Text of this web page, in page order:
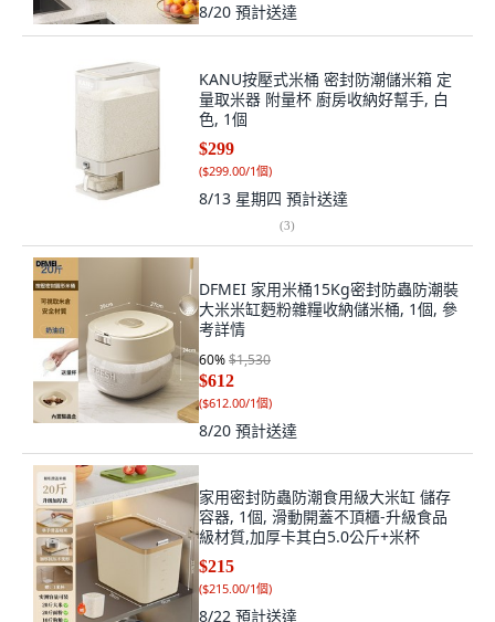
8/20 預計送達
KANU按壓式米桶 密封防潮儲米箱 定
量取米器 附量杯 廚房收納好幫手, 白
色, 1個
$299
($299.00/1個)
8/13 星期四 預計送達
(3)
DFMEI 家用米桶15Kg密封防蟲防潮裝
大米米缸麪粉雜糧收納儲米桶, 1個, 參
考詳情
60%$1,530
$612
($612.00/1個)
8/20 預計送達
家用密封防蟲防潮食用級大米缸 儲存
容器, 1個, 滑動開蓋不頂櫃-升級食品
級材質,加厚卡其白5.0公斤+米杯
$215
($215.00/1個)
8/22 預計送達